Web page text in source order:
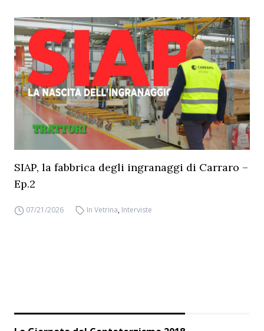
SIAP, la fabbrica degli ingranaggi di Carraro –
Ep.2
07/21/2026 In Vetrina, Interviste